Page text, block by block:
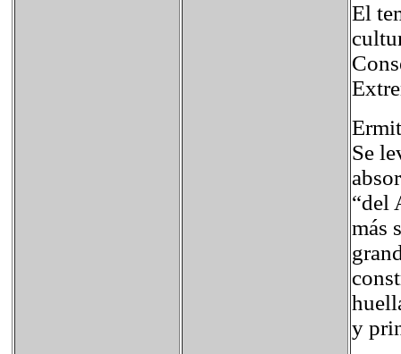
El
Se
“del
más
y